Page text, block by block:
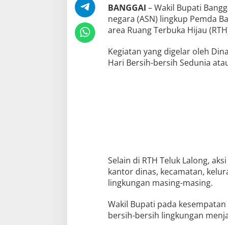
BANGGAI – Wakil Bupati
negara (ASN) lingkup Pemda
area Ruang Terbuka Hijau
Kegiatan yang digelar oleh
Hari Bersih-bersih Sedunia
Selain di RTH Teluk Lalong,
kantor dinas, kecamatan,
lingkungan masing-masing.
Wakil Bupati pada
bersih-bersih lingkungan